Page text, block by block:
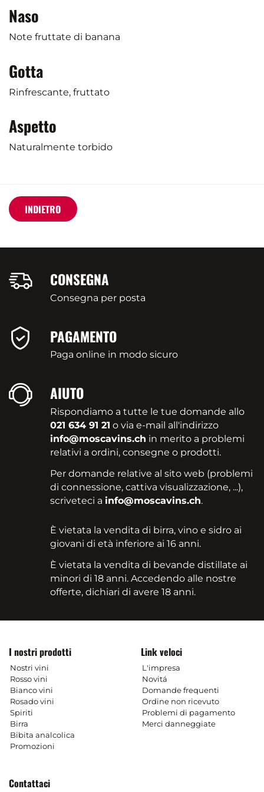
Naso
Note fruttate di banana
Gotta
Rinfrescante, fruttato
Aspetto
Naturalmente torbido
INDIETRO
CONSEGNA
Consegna per posta
PAGAMENTO
Paga online in modo sicuro
AIUTO
Rispondiamo a tutte le tue domande allo
021 634 91 21 o via e-mail all'indirizzo
info@moscavins.ch in merito a problemi
relativi a ordini, consegne o prodotti.
Per domande relative al sito web (problemi
di connessione, cattiva visualizzazione, ...),
scriveteci a info@moscavins.ch.
È vietata la vendita di birra, vino e sidro ai
giovani di età inferiore ai 16 anni.
È vietata la vendita di bevande distillate ai
minori di 18 anni. Accedendo alle nostre
offerte, dichiari di avere 18 anni.
I nostri prodotti
Nostri vini
Rosso vini
Bianco vini
Rosado vini
Spiriti
Birra
Bibita analcolica
Promozioni
Link veloci
L'impresa
Novitá
Domande frequenti
Ordine non ricevuto
Problemi di pagamento
Merci danneggiate
Contattaci